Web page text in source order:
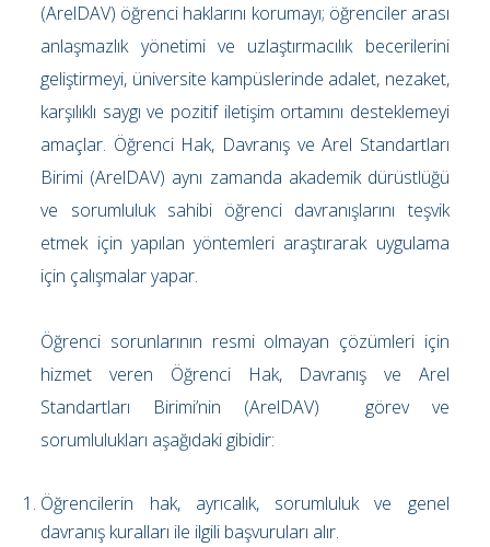
(ArelDAV) öğrenci haklarını korumayı; öğrenciler arası
anlaşmazlık yönetimi ve uzlaştırmacılık becerilerini
geliştirmeyi, üniversite kampüslerinde adalet, nezaket,
karşılıklı saygı ve pozitif iletişim ortamını desteklemeyi
amaçlar. Öğrenci Hak, Davranış ve Arel Standartları
Birimi (ArelDAV) aynı zamanda akademik dürüstlüğü
ve sorumluluk sahibi öğrenci davranışlarını teşvik
etmek için yapılan yöntemleri araştırarak uygulama
için çalışmalar yapar.
Öğrenci sorunlarının resmi olmayan çözümleri için
hizmet veren Öğrenci Hak, Davranış ve Arel
Standartları Birimi’nin (ArelDAV) görev ve
sorumlulukları aşağıdaki gibidir:
Öğrencilerin hak, ayrıcalık, sorumluluk ve genel
davranış kuralları ile ilgili başvuruları alır.